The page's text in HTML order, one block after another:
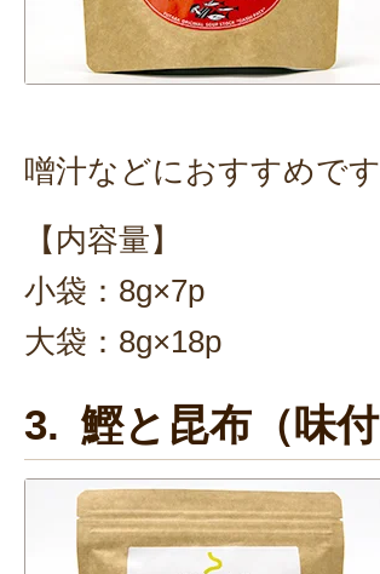
噌汁などにおすすめです
【内容量】
小袋：8g×7p
大袋：8g×18p
3. 鰹と昆布（味付